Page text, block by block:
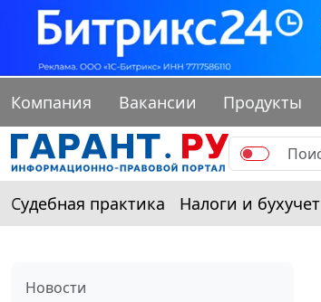
Компания Вакансии Продукты
Судебная практика Налоги и бухучет
Новости